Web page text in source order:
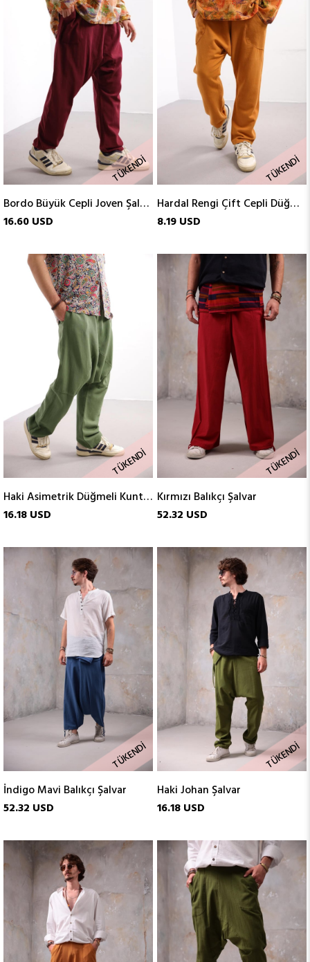
TÜKENDI
Bordo Büyük Cepli Joven Şalvar
16.60 USD
TÜKENDI
Hardal Rengi Çift Cepli Düğme Detaylı Porto Şalvar
8.19 USD
TÜKENDI
Haki Asimetrik Düğmeli Kunter Şalvar
16.18 USD
TÜKENDI
Kırmızı Balıkçı Şalvar
52.32 USD
TÜKENDI
İndigo Mavi Balıkçı Şalvar
52.32 USD
TÜKENDI
Haki Johan Şalvar
16.18 USD